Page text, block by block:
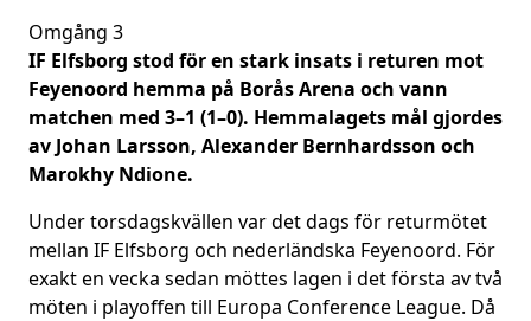
Omgång 3
IF Elfsborg stod för en stark insats i returen mot
Feyenoord hemma på Borås Arena och vann
matchen med 3–1 (1–0). Hemmalagets mål gjordes
av Johan Larsson, Alexander Bernhardsson och
Marokhy Ndione.
Under torsdagskvällen var det dags för returmötet
mellan IF Elfsborg och nederländska Feyenoord. För
exakt en vecka sedan möttes lagen i det första av två
möten i playoffen till Europa Conference League. Då